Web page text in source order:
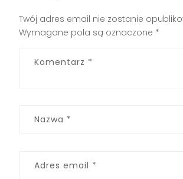
Twój adres email nie zostanie
Wymagane pola są oznaczone *